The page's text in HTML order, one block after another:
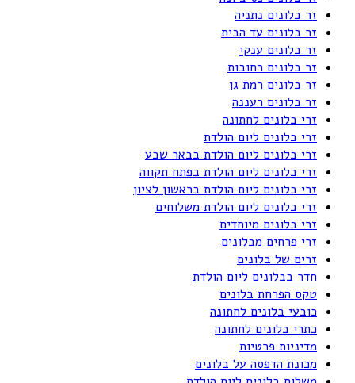
זר בלונים נתניה
זר בלונים עד הבית
זר בלונים ענקי
זר בלונים רחובות
זר בלונים רמת גן
זר בלונים רעננה
זרי בלונים לחתונה
זרי בלונים ליום הולדת
זרי בלונים ליום הולדת בבאר שבע
זרי בלונים ליום הולדת בפתח תקווה
זרי בלונים ליום הולדת בראשון לציון
זרי בלונים ליום הולדת משלוחים
זרי בלונים מיוחדים
זרי פרחים מבלונים
זרים של בלונים
חדר בבלונים ליום הולדת
טקס הפרחת בלונים
כובעי בלונים לחתונה
כתרי בלונים לחתונה
מדיניות פרטיות
מכונת הדפסה על בלונים